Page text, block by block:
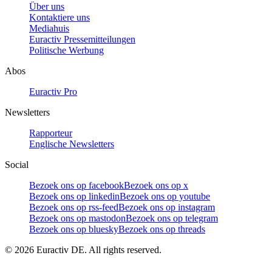
Über uns
Kontaktiere uns
Mediahuis
Euractiv Pressemitteilungen
Politische Werbung
Abos
Euractiv Pro
Newsletters
Rapporteur
Englische Newsletters
Social
Bezoek ons op facebookBezoek ons op x
Bezoek ons op linkedinBezoek ons op youtube
Bezoek ons op rss-feedBezoek ons op instagram
Bezoek ons op mastodonBezoek ons op telegram
Bezoek ons op blueskyBezoek ons op threads
© 2026 Euractiv DE. All rights reserved.